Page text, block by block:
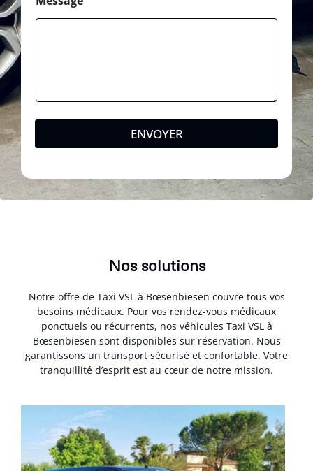
ENVOYER
Nos solutions
Notre offre de Taxi VSL à Bœsenbiesen couvre tous vos
besoins médicaux. Pour vos rendez-vous médicaux
ponctuels ou récurrents, nos véhicules Taxi VSL à
Bœsenbiesen sont disponibles sur réservation. Nous
garantissons un transport sécurisé et confortable. Votre
tranquillité d’esprit est au cœur de notre mission.